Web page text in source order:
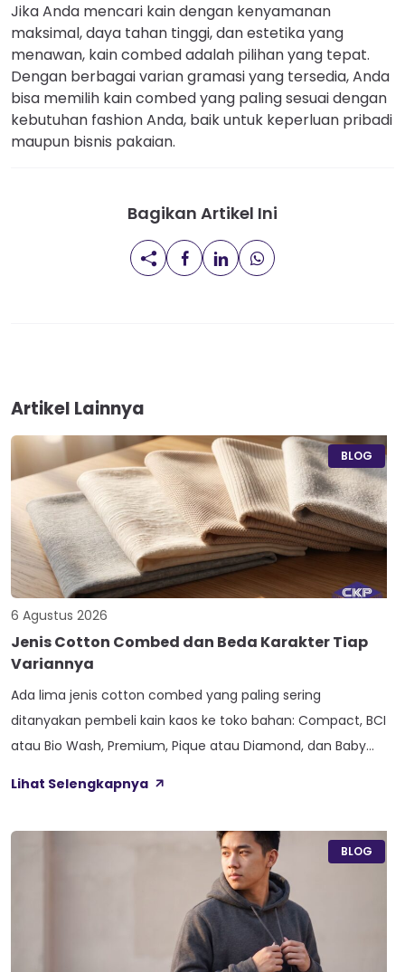
Jika Anda mencari kain dengan kenyamanan
maksimal, daya tahan tinggi, dan estetika yang
menawan, kain combed adalah pilihan yang tepat.
Dengan berbagai varian gramasi yang tersedia, Anda
bisa memilih kain combed yang paling sesuai dengan
kebutuhan fashion Anda, baik untuk keperluan pribadi
maupun bisnis pakaian.
Bagikan Artikel Ini
Artikel Lainnya
BLOG
6 Agustus 2026
Jenis Cotton Combed dan Beda Karakter Tiap
Variannya
Ada lima jenis cotton combed yang paling sering
ditanyakan pembeli kain kaos ke toko bahan: Compact, BCI
atau Bio Wash, Premium, Pique atau Diamond, dan Baby
benang atau jenis rajutan, bukan dari angka ketebalan
Lihat Selengkapnya
BLOG